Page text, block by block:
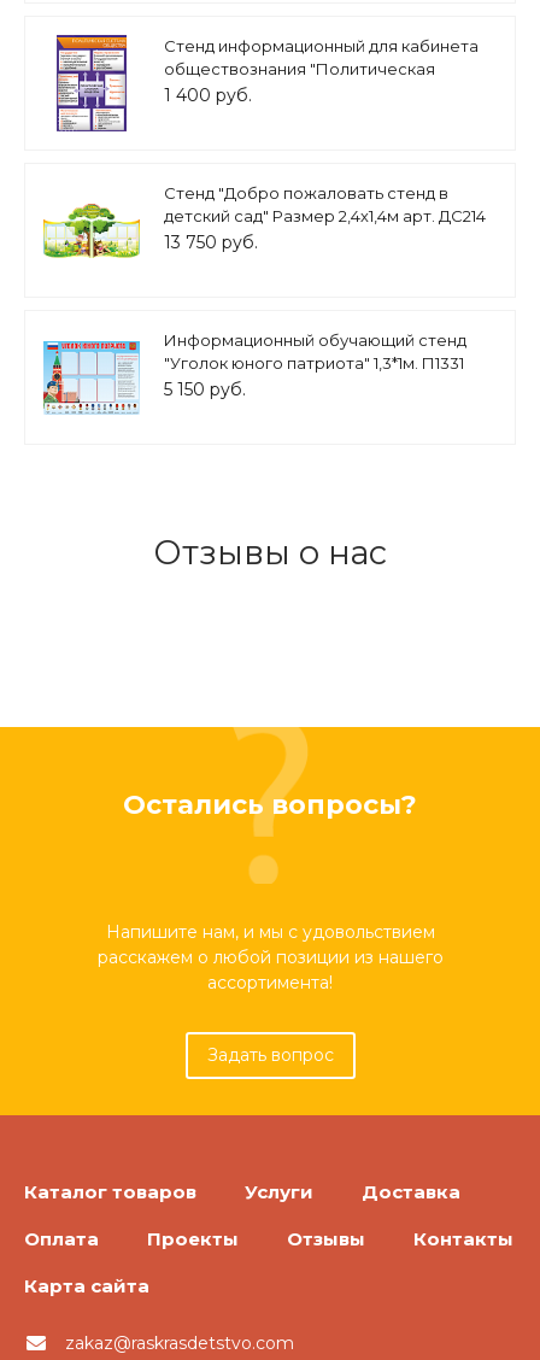
Стенд информационный для кабинета
обществознания "Политическая
система общества" 0,5*0,7м. арт.ОБ3713
1 400 руб.
Стенд "Добро пожаловать стенд в
детский сад" Размер 2,4х1,4м арт. ДС214
13 750 руб.
Информационный обучающий стенд
"Уголок юного патриота" 1,3*1м. П1331
5 150 руб.
Отзывы о нас
Остались вопросы?
Напишите нам, и мы с удовольствием
расскажем о любой позиции из нашего
ассортимента!
Задать вопрос
Каталог товаров Услуги Доставка
Оплата Проекты Отзывы Контакты
Карта сайта
zakaz@raskrasdetstvo.com